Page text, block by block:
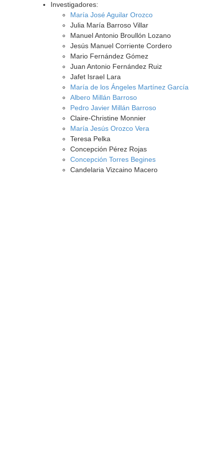
Investigadores:
María José Aguilar Orozco
Julia María Barroso Villar
Manuel Antonio Broullón Lozano
Jesús Manuel Corriente Cordero
Mario Fernández Gómez
Juan Antonio Fernández Ruiz
Jafet Israel Lara
María de los Ángeles Martínez García
Albero Millán Barroso
Pedro Javier Millán Barroso
Claire-Christine Monnier
María Jesús Orozco Vera
Teresa Pelka
Concepción Pérez Rojas
Concepción Torres Begines
Candelaria Vizcaino Macero